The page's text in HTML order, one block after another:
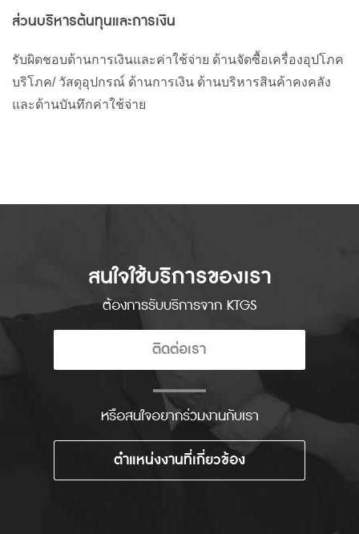
ส่วนบริหารต้นทุนและการเงิน
รับผิดชอบด้านการเงินและค่าใช้จ่าย ด้านจัดซื้อเครื่องอุปโภค
บริโภค/ วัสดุอุปกรณ์ ด้านการเงิน ด้านบริหารสินค้าคงคลัง
และด้านบันทึกค่าใช้จ่าย
สนใจใช้บริการของเรา
ต้องการรับบริการจาก KTGS
ติดต่อเรา
หรือสนใจอยากร่วมงานกับเรา
ตำแหน่งงานที่เกี่ยวข้อง